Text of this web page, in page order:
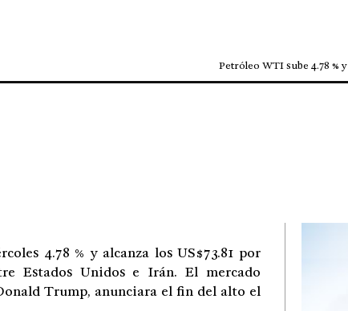
Petróleo WTI sube 4.78 %
4.78 % y alcanza los US$73.81 por
Estados Unidos e Irán. El mercado
Trump, anunciara el fin del alto el